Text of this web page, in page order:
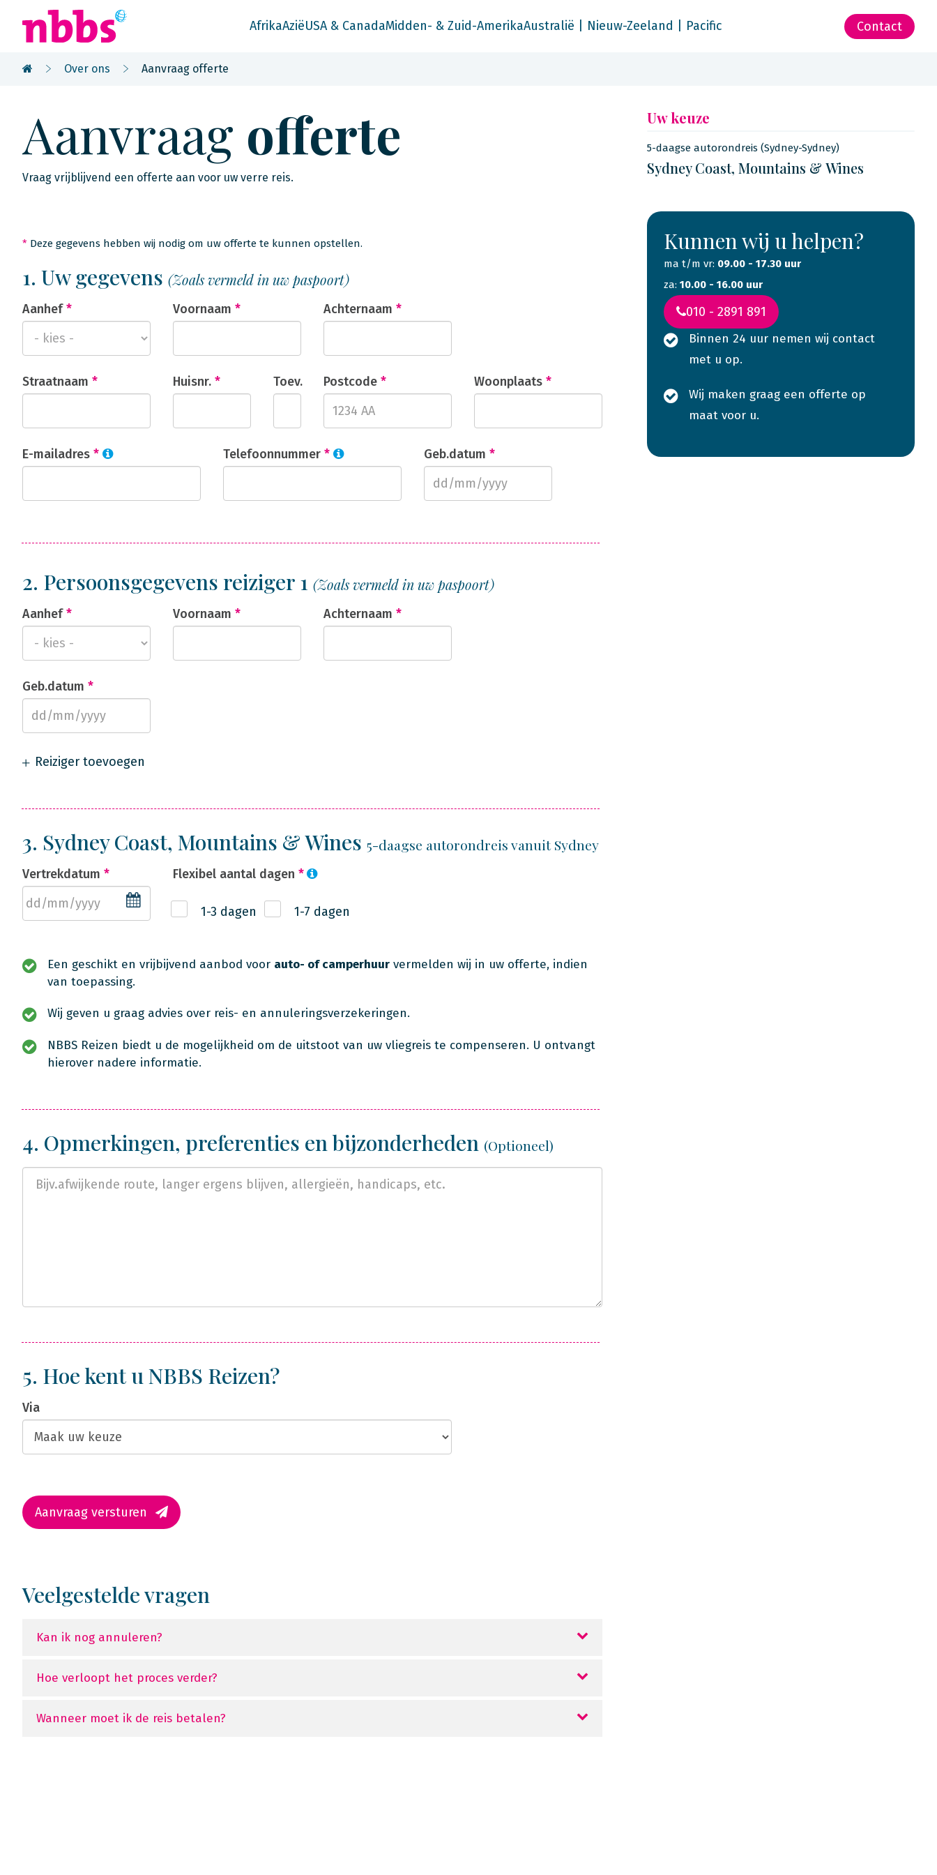
AfrikaAziëUSA & CanadaMidden- & Zuid-AmerikaAustralië | Nieuw-Zeeland | Pacific Contact
Over ons Aanvraag offerte
Aanvraag offerte
Vraag vrijblijvend een offerte aan voor uw verre reis.
* Deze gegevens hebben wij nodig om uw offerte te kunnen opstellen.
1. Uw gegevens (Zoals vermeld in uw paspoort)
Aanhef* Voornaam * Achternaam *
Straatnaam * Huisnr. * Toev. Postcode * Woonplaats *
E-mailadres * Telefoonnummer * Geb.datum *
2. Persoonsgegevens reiziger 1 (Zoals vermeld in uw paspoort)
Aanhef* Voornaam * Achternaam *
Geb.datum *
Reiziger toevoegen
3. Sydney Coast, Mountains & Wines 5-daagse autorondreis vanuit Sydney
Vertrekdatum * Flexibel aantal dagen *
1-3 dagen 1-7 dagen
Een geschikt en vrijbijvend aanbod voor auto- of camperhuur vermelden wij in uw offerte, indien
van toepassing.
Wij geven u graag advies over reis- en annuleringsverzekeringen.
NBBS Reizen biedt u de mogelijkheid om de uitstoot van uw vliegreis te compenseren. U ontvangt
hierover nadere informatie.
4. Opmerkingen, preferenties en bijzonderheden (Optioneel)
5. Hoe kent u NBBS Reizen?
Via
Aanvraag versturen
Veelgestelde vragen
Kan ik nog annuleren?
Hoe verloopt het proces verder?
Wanneer moet ik de reis betalen?
Uw keuze
5-daagse autorondreis (Sydney-Sydney)
Sydney Coast, Mountains & Wines
Kunnen wij u helpen?
ma t/m vr: 09.00 - 17.30 uur
za: 10.00 - 16.00 uur
010 - 2891 891
Binnen 24 uur nemen wij contact
met u op.
Wij maken graag een offerte op
maat voor u.